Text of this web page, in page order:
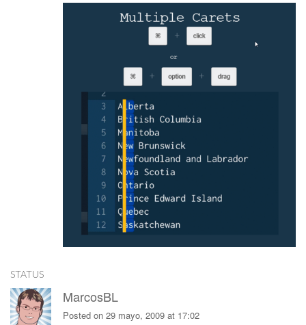
STATUS
MarcosBL
Posted on 29 mayo, 2009 at 17:02